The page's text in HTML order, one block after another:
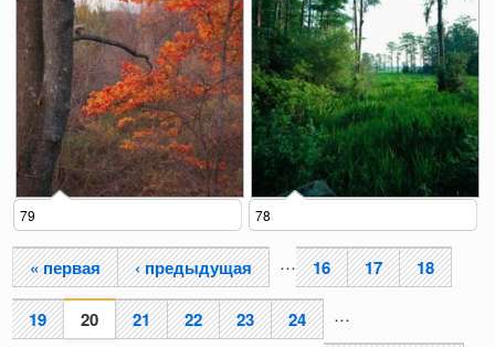
79 78
Страницы
« первая ‹ предыдущая … 16 17 18
19 20 21 22 23 24 …